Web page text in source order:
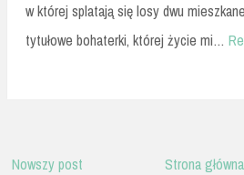
w której splatają się losy dwu
tytułowe bohaterki, której życie mi…
Nowszy post Strona główna